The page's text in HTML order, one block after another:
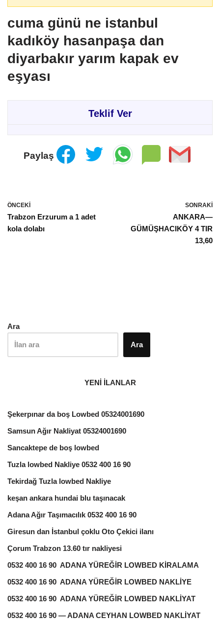
cuma günü ne istanbul
kadıköy hasanpaşa dan
diyarbakır yarım kapak ev
eşyası
Teklif Ver
Paylaş
ÖNCEKI
Trabzon Erzurum a 1 adet
kola dolabı
SONRAKI
ANKARA—
GÜMÜŞHACIKÖY 4 TIR
13,60
Ara
Ara
YENİ İLANLAR
Şekerpınar da boş Lowbed 05324001690
Samsun Ağır Nakliyat 05324001690
Sancaktepe de boş lowbed
Tuzla lowbed Nakliye 0532 400 16 90
Tekirdağ Tuzla lowbed Nakliye
keşan ankara hundai blu taşınacak
Adana Ağır Taşımacılık 0532 400 16 90
Giresun dan İstanbul çoklu Oto Çekici ilanı
Çorum Trabzon 13.60 tır nakliyesi
0532 400 16 90 ADANA YÜREĞİR LOWBED KİRALAMA
0532 400 16 90 ADANA YÜREĞİR LOWBED NAKLİYE
0532 400 16 90 ADANA YÜREĞİR LOWBED NAKLİYAT
0532 400 16 90 — ADANA CEYHAN LOWBED NAKLİYAT